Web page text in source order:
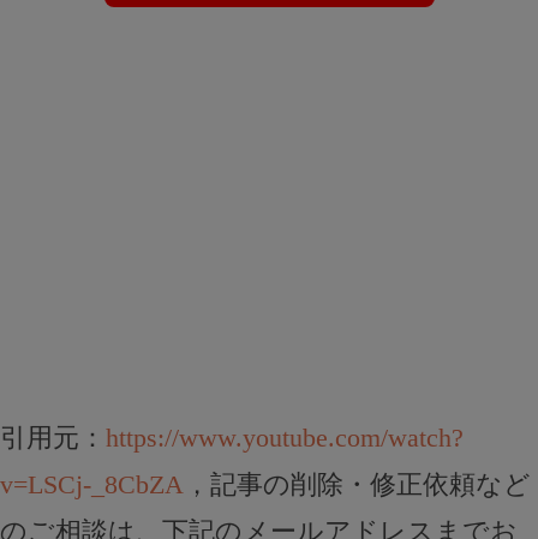
引用元： https://www.youtube.com/watch?
v=LSCj-_8CbZA ，記事の削除・修正依頼など
のご相談は、下記のメールアドレスまでお